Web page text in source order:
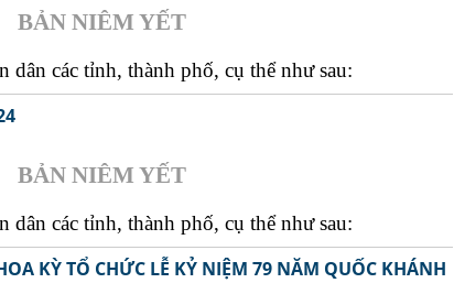
BẢN NIÊM YẾT
dân các tỉnh, thành phố, cụ thể như sau:
BẢN NIÊM YẾT
dân các tỉnh, thành phố, cụ thể như sau:
KỲ TỔ CHỨC LỄ KỶ NIỆM 79 NĂM QUỐC KHÁNH